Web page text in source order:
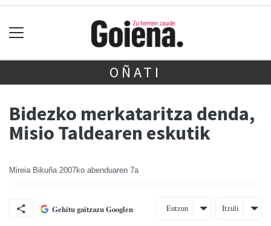
OÑATI
Bidezko merkataritza denda,
Misio Taldearen eskutik
Mireia Bikuña 2007ko abenduaren 7a
Gehitu gaitzazu Googlen Entzun Itzuli